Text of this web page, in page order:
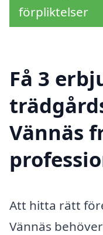
förpliktelser
Få 3
Vännäs
Att hitta rätt
Vännäs